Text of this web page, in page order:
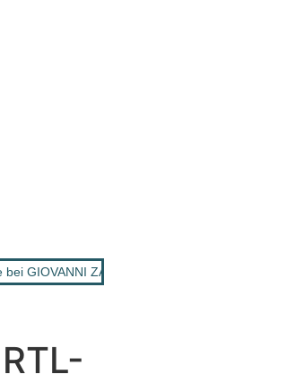
GIOVANNI ZARRELLA Show